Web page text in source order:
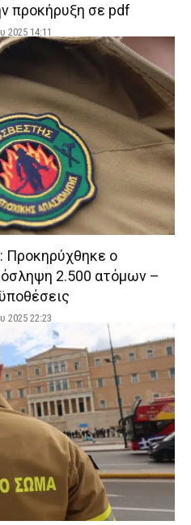
προκήρυξη σε pdf
2025 14:11
Προκηρύχθηκε ο
2.500 ατόμων –
2025 22:23